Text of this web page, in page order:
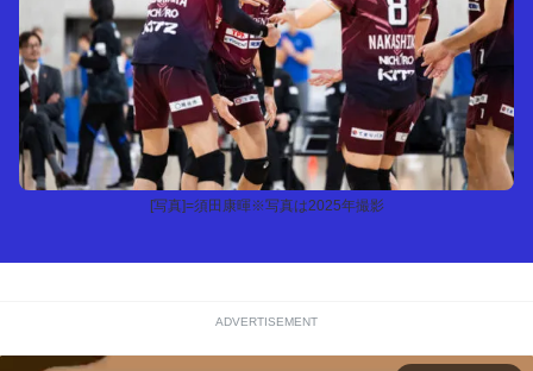
[写真]=須田康暉※写真は2025年撮影
ADVERTISEMENT